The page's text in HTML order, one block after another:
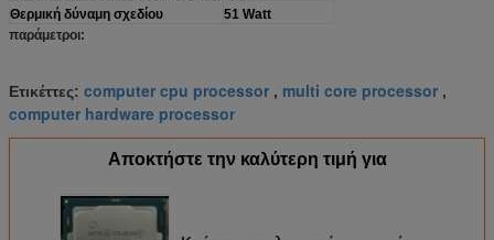
Θερμική δύναμη σχεδίου
51 Watt
παράμετροι:
Ετικέττες: computer cpu processor , multi core processor ,
computer hardware processor
Αποκτήστε την καλύτερη τιμή για